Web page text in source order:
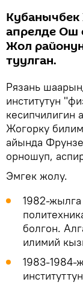
апрелде Ош
Жол
туулган.
Рязань
институтун
кесипчилигин
Жогорку
айында
орношуп,
Эмгек жолу.
1982-
болгон.
илимий
1983-1984-